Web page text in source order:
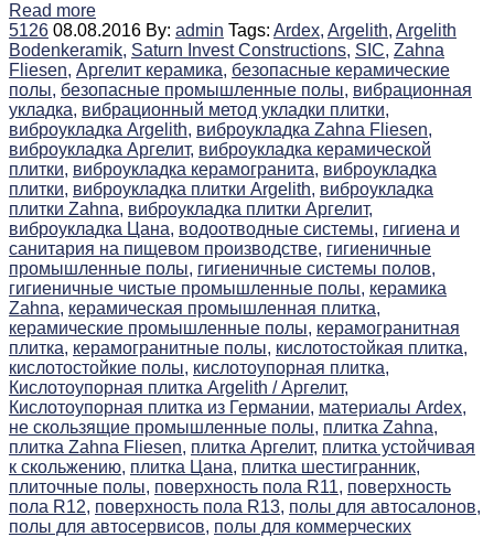
Read more
5126 08.08.2016 By: admin Tags: Ardex, Argelith, Argelith
Bodenkeramik, Saturn Invest Constructions, SIC, Zahna
Fliesen, Аргелит керамика, безопасные керамические
полы, безопасные промышленные полы, вибрационная
укладка, вибрационный метод укладки плитки,
виброукладка Argelith, виброукладка Zahna Fliesen,
виброукладка Аргелит, виброукладка керамической
плитки, виброукладка керамогранита, виброукладка
плитки, виброукладка плитки Argelith, виброукладка
плитки Zahna, виброукладка плитки Аргелит,
виброукладка Цана, водоотводные системы, гигиена и
санитария на пищевом производстве, гигиеничные
промышленные полы, гигиеничные системы полов,
гигиеничные чистые промышленные полы, керамика
Zahna, керамическая промышленная плитка,
керамические промышленные полы, керамогранитная
плитка, керамогранитные полы, кислотостойкая плитка,
кислотостойкие полы, кислотоупорная плитка,
Кислотоупорная плитка Argelith / Аргелит,
Кислотоупорная плитка из Германии, материалы Ardex,
не скользящие промышленные полы, плитка Zahna,
плитка Zahna Fliesen, плитка Аргелит, плитка устойчивая
к скольжению, плитка Цана, плитка шестигранник,
плиточные полы, поверхность пола R11, поверхность
пола R12, поверхность пола R13, полы для автосалонов,
полы для автосервисов, полы для коммерческих